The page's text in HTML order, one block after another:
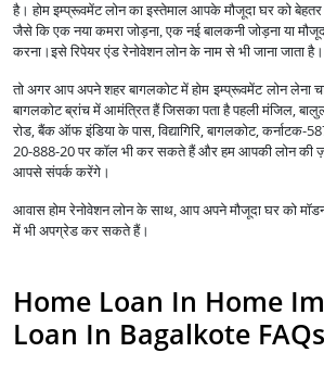
है।होम इम्प्रूवमेंट लोन का इस्तेमाल आपके मौजूदा घर को बेहतर
जैसे कि एक नया कमरा जोड़ना, एक नई बालकनी जोड़ना या
करना।इसे रिपेयर एंड रेनोवेशन लोन के नाम से भी जाना जाता है।
तो अगर आप अपने शहर बागलकोट मेंहोम इम्प्रूवमेंट लोनलेना
बागलकोट ब्रांच में आमंत्रित हैं जिसका पता है पहली मंजिल,
रोड, बैंक ऑफ इंडिया के पास, विद्यागिरि, बागलकोट, कर्नाटक-
20-888-20 पर कॉल भी कर सकते हैं और हम आपकी लोन की
आपसे संपर्क करेंगे।
आवास होम रेनोवेशन लोन के साथ, आप अपने मौजूदा घर को
में भी अपग्रेड कर सकते हैं।
Home Loan In Home
Loan In Bagalkote FAQs